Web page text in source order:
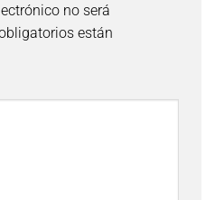
no será
están